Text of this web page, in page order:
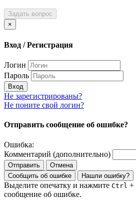
Задать вопрос
×
Вход / Регистрация
Логин
Пароль
Вход
Не зарегистрированы?
Не поните свой логин?
Отправить сообщение об ошибке?
Ошибка:
Комментарий (дополнительно)
Отправить
Отмена
Сообщить об ошибке
Нашли ошибку?
Выделите опечатку и нажмите Ctrl +
сообщение об ошибке.